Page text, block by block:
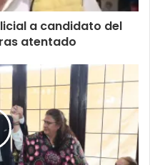
a candidato del
atentado